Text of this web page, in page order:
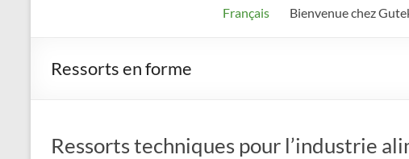
Français Bienvenue chez
Ressorts en forme
Ressorts techniques pour l’industrie